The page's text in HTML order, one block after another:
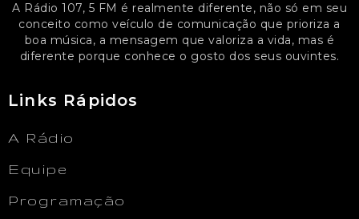
A Rádio 107, 5 FM é realmente diferente, não só em seu
conceito como veículo de comunicação que prioriza a
boa música, a mensagem que valoriza a vida, mas é
diferente porque conhece o gosto dos seus ouvintes.
Links Rápidos
A Rádio
Equipe
Programação